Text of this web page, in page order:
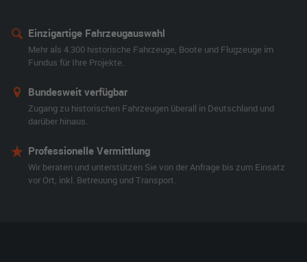
Einzigartige Fahrzeugauswahl
Mehr als 4.300 historische Fahrzeuge, Boote und Flugzeuge im
Fundus für Ihre Projekte.
Bundesweit verfügbar
Zugang zu historischen Fahrzeugen überall in Deutschland und
darüber hinaus.
Professionelle Vermittlung
Wir beraten und unterstützen Sie von der Anfrage bis zum Einsatz
vor Ort, inkl. Betreuung und Transport.